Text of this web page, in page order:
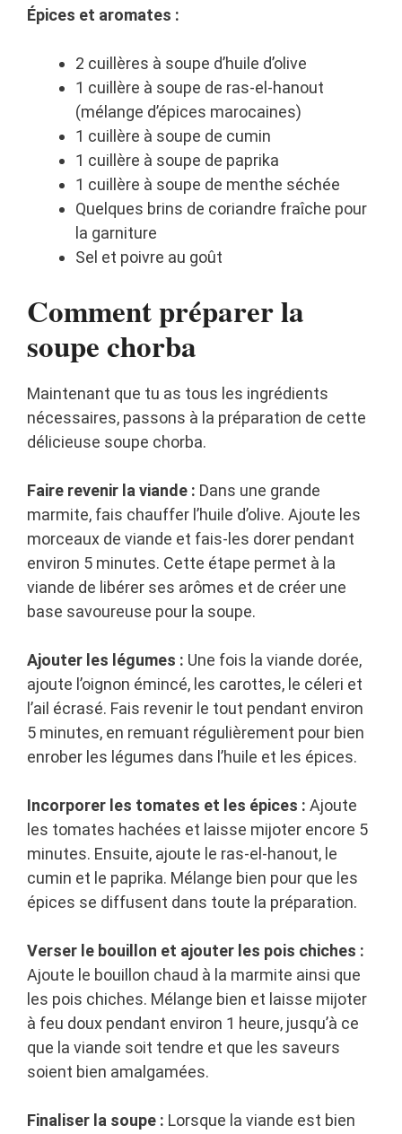
Épices et aromates :
2 cuillères à soupe d’huile d’olive
1 cuillère à soupe de ras-el-hanout
(mélange d’épices marocaines)
1 cuillère à soupe de cumin
1 cuillère à soupe de paprika
1 cuillère à soupe de menthe séchée
Quelques brins de coriandre fraîche pour
la garniture
Sel et poivre au goût
Comment préparer la
soupe chorba
Maintenant que tu as tous les ingrédients
nécessaires, passons à la préparation de cette
délicieuse soupe chorba.
Faire revenir la viande : Dans une grande
marmite, fais chauffer l’huile d’olive. Ajoute les
morceaux de viande et fais-les dorer pendant
environ 5 minutes. Cette étape permet à la
viande de libérer ses arômes et de créer une
base savoureuse pour la soupe.
Ajouter les légumes : Une fois la viande dorée,
ajoute l’oignon émincé, les carottes, le céleri et
l’ail écrasé. Fais revenir le tout pendant environ
5 minutes, en remuant régulièrement pour bien
enrober les légumes dans l’huile et les épices.
Incorporer les tomates et les épices : Ajoute
les tomates hachées et laisse mijoter encore 5
minutes. Ensuite, ajoute le ras-el-hanout, le
cumin et le paprika. Mélange bien pour que les
épices se diffusent dans toute la préparation.
Verser le bouillon et ajouter les pois chiches :
Ajoute le bouillon chaud à la marmite ainsi que
les pois chiches. Mélange bien et laisse mijoter
à feu doux pendant environ 1 heure, jusqu’à ce
que la viande soit tendre et que les saveurs
soient bien amalgamées.
Finaliser la soupe : Lorsque la viande est bien